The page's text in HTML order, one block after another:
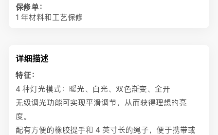
保修单：
1 年材料和工艺保修
详细描述
特征：
4 种灯光模式：暖光、白光、双色渐变、全开
无级调光功能可实现平滑调节，从而获得理想的亮
度。
配有方便的橡胶提手和 4 英寸长的绳子，便于携带或